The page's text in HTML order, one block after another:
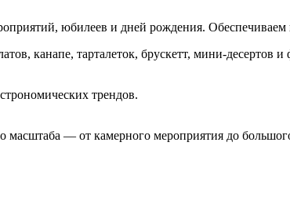
юбилеев и дней рождения. Обеспечиваем
канапе, тарталеток, брускетт, мини-десертов
трендов.
— от камерного мероприятия до